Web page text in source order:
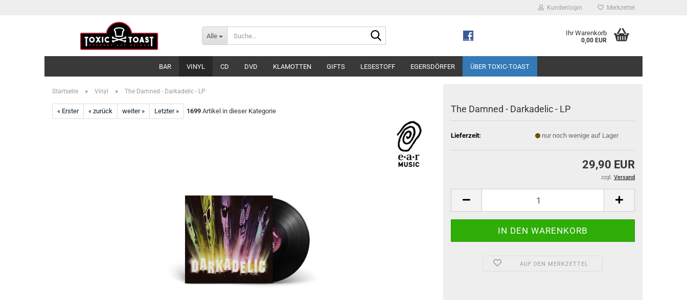
Kundenlogin Merkzettel
Alle Ihr Warenkorb
0,00 EUR
BAR VINYL CD DVD KLAMOTTEN GIFTS LESESTOFF EGERSDÖRFER ÜBER TOXIC-TOAST
Startseite » Vinyl » The Damned - Darkadelic - LP
« Erster « zurück weiter » Letzter » 1699 Artikel in dieser Kategorie The Damned - Darkadelic - LP
Lieferzeit: nur noch wenige auf Lager
29,90 EUR
zzgl. Versand
AUF DEN MERKZETTEL